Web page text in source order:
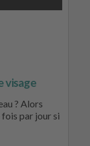
visage
? Alors
fois par jour si